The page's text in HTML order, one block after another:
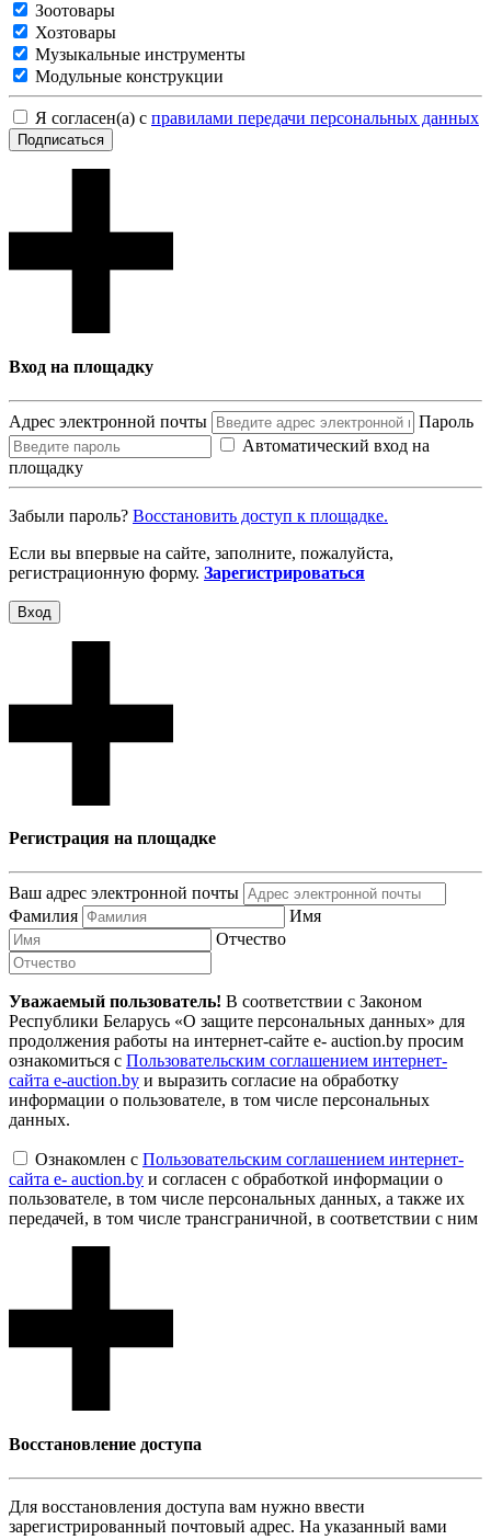
Зоотовары
Хозтовары
Музыкальные инструменты
Модульные конструкции
Я согласен(а) с правилами передачи персональных данных
Подписаться
Вход на площадку
Адрес электронной почты
Пароль
Автоматический вход на
площадку
Забыли пароль? Восcтановить доступ к площадке.
Если вы впервые на сайте, заполните, пожалуйста,
регистрационную форму. Зарегистрироваться
Вход
Регистрация на площадке
Ваш адрес электронной почты
Фамилия
Имя
Отчество
Уважаемый пользователь! В соответствии с Законом
Республики Беларусь «О защите персональных данных» для
продолжения работы на интернет-сайте e- auction.by просим
ознакомиться с Пользовательским соглашением интернет-
сайта e-auction.by и выразить согласие на обработку
информации о пользователе, в том числе персональных
данных.
Ознакомлен с Пользовательским соглашением интернет-
сайта e- auction.by и согласен с обработкой информации о
пользователе, в том числе персональных данных, а также их
передачей, в том числе трансграничной, в соответствии с ним
Восcтановление доступа
Для восcтановления доступа вам нужно ввести
зарегистрированный почтовый адрес. На указанный вами